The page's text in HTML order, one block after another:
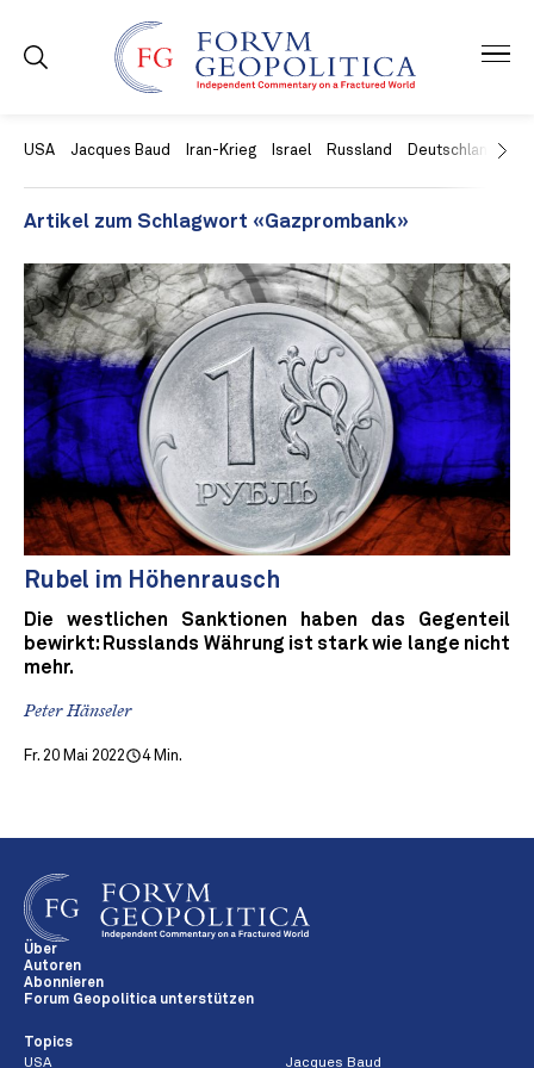
USA Jacques Baud Iran-Krieg Israel Russland Deutschland
Artikel zum Schlagwort «Gazprombank»
Rubel im Höhenrausch
Die westlichen Sanktionen haben das Gegenteil
bewirkt: Russlands Währung ist stark wie lange nicht
mehr.
Peter Hänseler
Fr. 20 Mai 2022 4 Min.
Über
Autoren
Abonnieren
Forum Geopolitica unterstützen
Topics
USA
Jacques Baud